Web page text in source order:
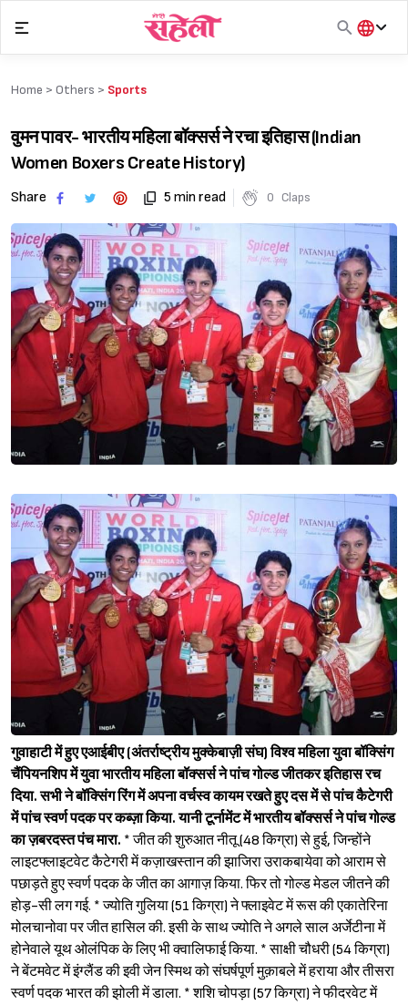
content
हिंदी
Home > Others > Sports
वुमन पावर- भारतीय महिला बॉक्सर्स ने रचा इतिहास (Indian
Women Boxers Create History)
Share 5 min read 0 Claps
गुवाहाटी में हुए एआईबीए (अंतर्राष्ट्रीय मुक्केबाज़ी संघ) विश्‍व महिला युवा बॉक्सिंग
चैंपियनशिप में युवा भारतीय महिला बॉक्सर्स ने पांच गोल्ड जीतकर इतिहास रच
दिया. सभी ने बॉक्सिंग रिंग में अपना वर्चस्व कायम रखते हुए दस में से पांच कैटेगरी
में पांच स्वर्ण पदक पर कब्ज़ा किया. यानी टूर्नामेंट में भारतीय बॉक्सर्स ने पांच गोल्ड
का ज़बरदस्त पंच मारा. * जीत की शुरुआत नीतू (48 किग्रा) से हुई, जिन्होंने
लाइटफ्लाइटवेट कैटेगरी में कज़ाखस्तान की झाजिरा उराकबायेवा को आराम से
पछाड़ते हुए स्वर्ण पदक के जीत का आगाज़ किया. फिर तो गोल्ड मेडल जीतने की
होड़-सी लग गई. * ज्योति गुलिया (51 किग्रा) ने फ्लाइवेट में रूस की एकातेरिना
मोलचानोवा पर जीत हासिल की. इसी के साथ ज्योति ने अगले साल अर्जेटीना में
होनेवाले यूथ ओलंपिक के लिए भी क्वालिफाई किया. * साक्षी चौधरी (54 किग्रा)
ने बेंटमवेट में इंग्लैंड की इवी जेन स्मिथ को संघर्षपूर्ण मुक़ाबले में हराया और तीसरा
स्वर्ण पदक भारत की झोली में डाला. * शशि चोपड़ा (57 किग्रा) ने फीदरवेट में